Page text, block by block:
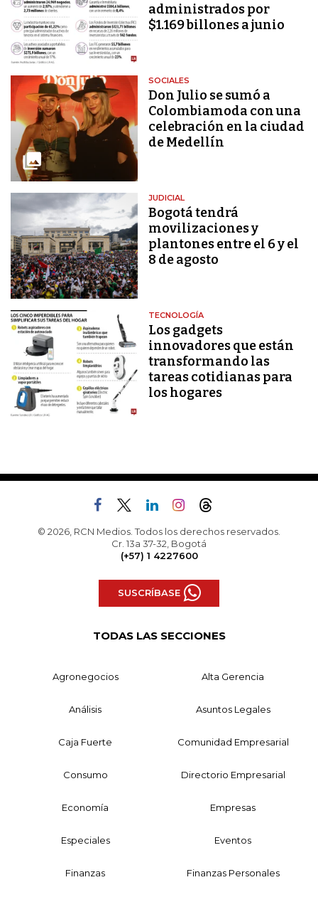
administrados por
$1.169 billones a junio
SOCIALES
Don Julio se sumó a
Colombiamoda con una
celebración en la ciudad
de Medellín
JUDICIAL
Bogotá tendrá
movilizaciones y
plantones entre el 6 y el
8 de agosto
TECNOLOGÍA
Los gadgets
innovadores que están
transformando las
tareas cotidianas para
los hogares
© 2026, RCN Medios. Todos los derechos reservados.
Cr. 13a 37-32, Bogotá
(+57) 1 4227600
SUSCRÍBASE
TODAS LAS SECCIONES
Agronegocios Alta Gerencia
Análisis Asuntos Legales
Caja Fuerte Comunidad Empresarial
Consumo Directorio Empresarial
Economía Empresas
Especiales Eventos
Finanzas Finanzas Personales